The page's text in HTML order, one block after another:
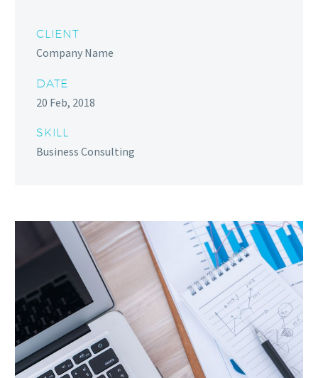
CLIENT
Company Name
DATE
20 Feb, 2018
SKILL
Business Consulting